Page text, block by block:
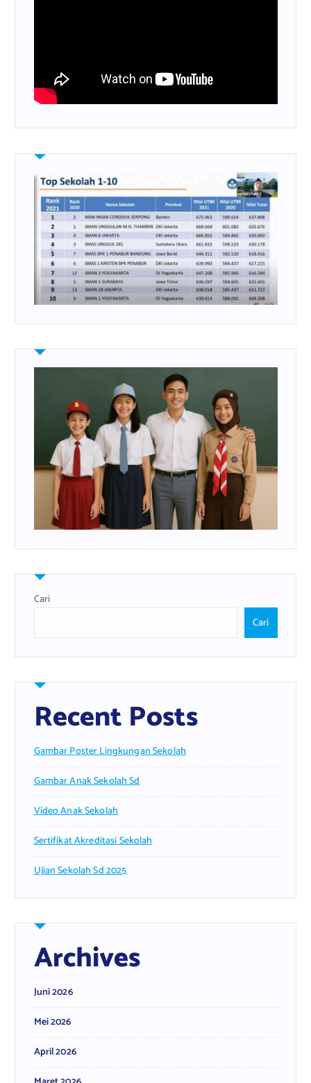
Cari
Cari
Recent Posts
Gambar Poster Lingkungan Sekolah
Gambar Anak Sekolah Sd
Video Anak Sekolah
Sertifikat Akreditasi Sekolah
Ujian Sekolah Sd 2025
Archives
Juni 2026
Mei 2026
April 2026